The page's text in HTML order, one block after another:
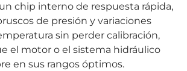
chip interno de respuesta rápida,
de presión y variaciones
sin perder calibración,
el motor o el sistema hidráulico
en sus rangos óptimos.